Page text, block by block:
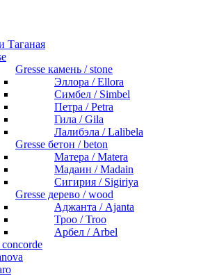
Таганая
Gresse камень / stone
Эллора / Ellora
Симбел / Simbel
Петра / Petra
Гила / Gila
Лалибэла / Lalibela
Gresse бетон / beton
Матера / Matera
Мадаин / Madain
Сигирия / Sigiriya
Gresse дерево / wood
Аджанта / Ajanta
Троо / Troo
Арбел / Arbel